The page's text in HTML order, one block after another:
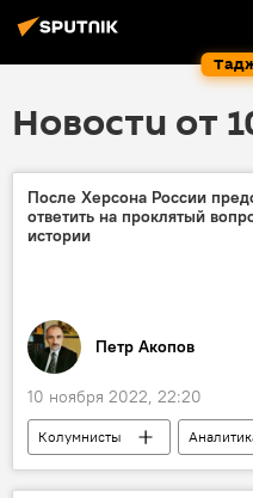
Новости от
После Херсона России
ответить на проклятый
истории
Петр Акопов
10 ноября 2022, 22:20
Колумнисты
Херсон
Украина